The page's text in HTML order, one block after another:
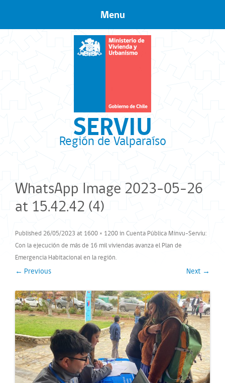
SERVIU
Región de Valparaíso
Menu
WhatsApp Image 2023-05-26
at 15.42.42 (4)
Published 26/05/2023 at 1600 × 1200 in Cuenta Pública Minvu-Serviu:
Con la ejecución de más de 16 mil viviendas avanza el Plan de
Emergencia Habitacional en la región.
← Previous Next →